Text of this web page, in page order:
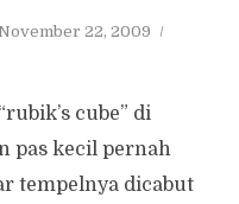
22, 2009
cube” di
pas kecil pernah
tempelnya dicabut